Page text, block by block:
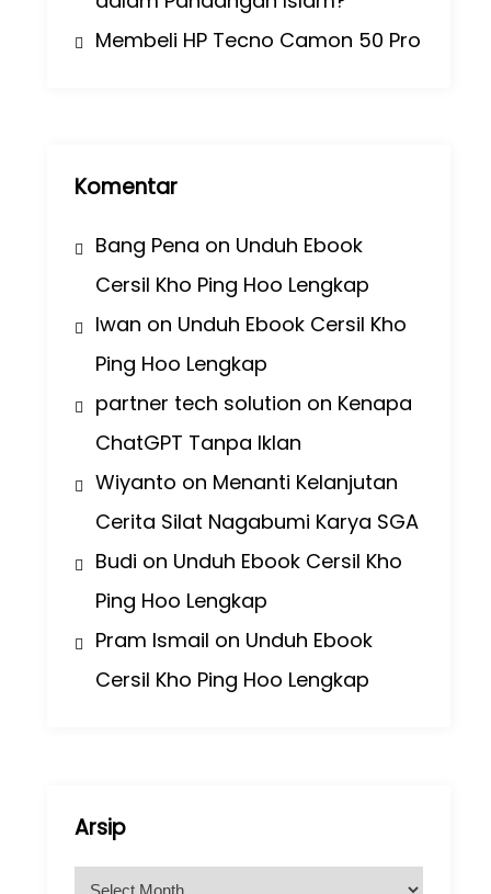
Membeli HP Tecno Camon 50 Pro
Komentar
Bang Pena on Unduh Ebook
Cersil Kho Ping Hoo Lengkap
Iwan on Unduh Ebook Cersil Kho
Ping Hoo Lengkap
partner tech solution on Kenapa
ChatGPT Tanpa Iklan
Wiyanto on Menanti Kelanjutan
Cerita Silat Nagabumi Karya SGA
Budi on Unduh Ebook Cersil Kho
Ping Hoo Lengkap
Pram Ismail on Unduh Ebook
Cersil Kho Ping Hoo Lengkap
Arsip